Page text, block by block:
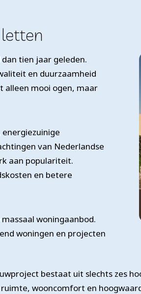
tien jaar geleden.
en duurzaamheid
alleen mooi ogen, maar
van Nederlandse
aan populariteit.
en betere
woningaanbod.
woningen en projecten
bestaat uit slechts zes
wooncomfort en